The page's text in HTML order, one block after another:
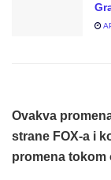
Ovakva
strane FOX-a i
promena tokom